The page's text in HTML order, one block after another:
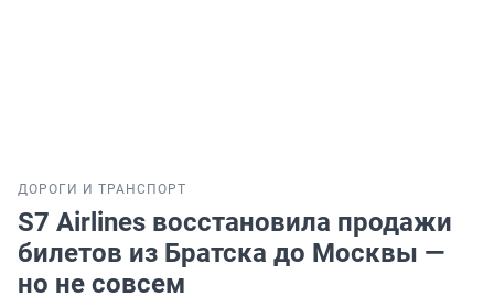
ДОРОГИ И ТРАНСПОРТ
S7 Airlines восстановила продажи
билетов из Братска до Москвы —
но не совсем